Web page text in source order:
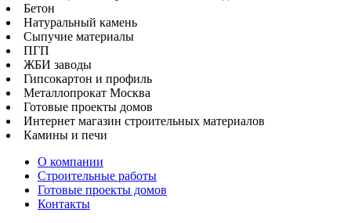
Бетон
Натуральный камень
Сыпучие материалы
ПГП
ЖБИ заводы
Гипсокартон и профиль
Металлопрокат Москва
Готовые проекты домов
Интернет магазин строительных материалов
Камины и печи
О компании
Строительные работы
Готовые проекты домов
Контакты